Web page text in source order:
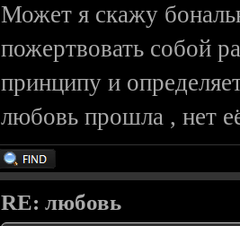
Может я скажу
пожертвовать собой
принципу и
любовь прошла , нет
RE: любовь